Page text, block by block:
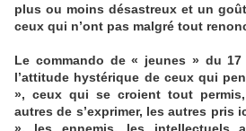
plus ou moins désastreux et un
ceux qui n’ont pas malgré tout
Le commando de « jeunes » du
l’attitude hystérique de ceux qui
», ceux qui se croient tout permis,
autres de s’exprimer, les autres pris